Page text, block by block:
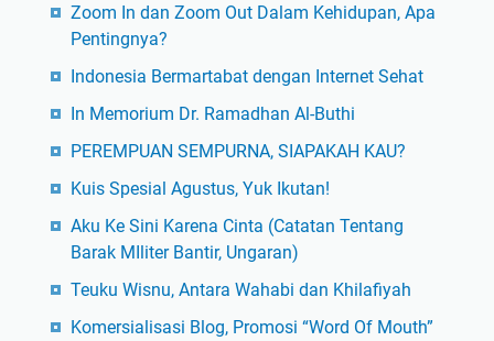
Zoom In dan Zoom Out Dalam Kehidupan, Apa
Pentingnya?
Indonesia Bermartabat dengan Internet Sehat
In Memorium Dr. Ramadhan Al-Buthi
PEREMPUAN SEMPURNA, SIAPAKAH KAU?
Kuis Spesial Agustus, Yuk Ikutan!
Aku Ke Sini Karena Cinta (Catatan Tentang
Barak MIliter Bantir, Ungaran)
Teuku Wisnu, Antara Wahabi dan Khilafiyah
Komersialisasi Blog, Promosi “Word Of Mouth”